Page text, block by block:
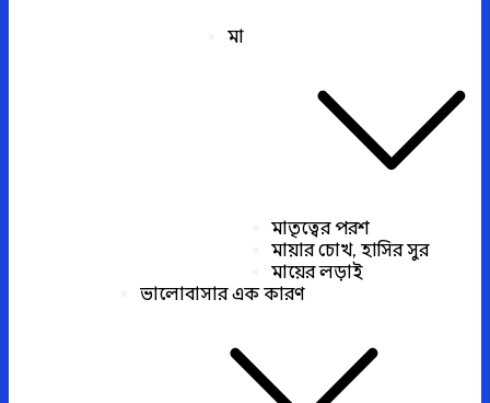
মা
মাতৃত্বের পরশ
মায়ার চোখ, হাসির সুর
মায়ের লড়াই
ভালোবাসার এক কারণ